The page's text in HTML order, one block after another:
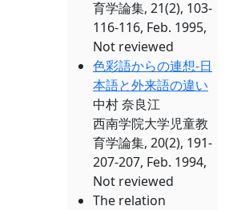
育学論集, 21(2), 103-
116-116, Feb. 1995,
Not reviewed
色彩語からの連想-日
本語と外来語の違い
中村 奈良江
西南学院大学児童教
育学論集, 20(2), 191-
207-207, Feb. 1994,
Not reviewed
The relation